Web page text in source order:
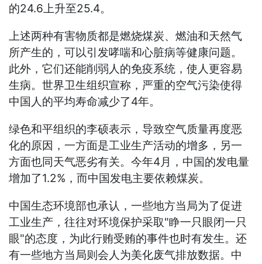
的24.6上升至25.4。
上述两种有害物质都是燃烧煤炭、燃油和天然气
所产生的，可以引发哮喘和心脏病等健康问题。
此外，它们还能削弱人的免疫系统，使人更容易
生病。世界卫生组织宣称，严重的空气污染使得
中国人的平均寿命减少了4年。
绿色和平组织的李硕表示，导致空气质量再度恶
化的原因，一方面是工业生产活动的增多，另一
方面也同天气恶劣有关。今年4月，中国的发电量
增加了1.2%，而中国发电主要依赖煤炭。
中国生态环境部也承认，一些地方当局为了促进
工业生产，往往对环境保护采取"睁一只眼闭一只
眼"的态度，为此行贿受贿的事件也时有发生。还
有一些地方当局则会人为美化废气排放数据。中